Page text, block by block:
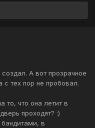
А вот прозрачное
с тех пор не пробовал.
то, что она летит в
проходят? :)
в